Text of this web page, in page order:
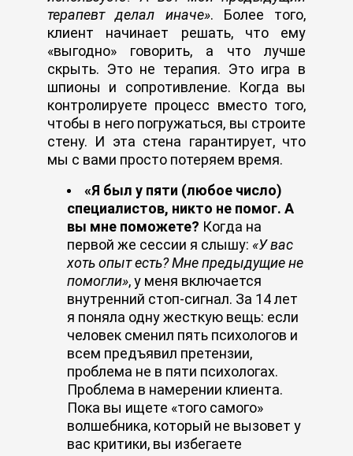
терапевт делал иначе». Более того,
клиент начинает решать, что ему
«выгодно» говорить, а что лучше
скрыть. Это не терапия. Это игра в
шпионы и сопротивление. Когда вы
контролируете процесс вместо того,
чтобы в него погружаться, вы строите
стену. И эта стена гарантирует, что
мы с вами просто потеряем время.
«Я был у пяти (любое число)
специалистов, никто не помог. А
вы мне поможете? Когда на
первой же сессии я слышу: «У вас
хоть опыт есть? Мне предыдущие не
помогли», у меня включается
внутренний стоп-сигнал. За 14 лет
я поняла одну жесткую вещь: если
человек сменил пять психологов и
всем предъявил претензии,
проблема не в пяти психологах.
Проблема в намерении клиента.
Пока вы ищете «того самого»
волшебника, который не вызовет у
вас критики, вы избегаете